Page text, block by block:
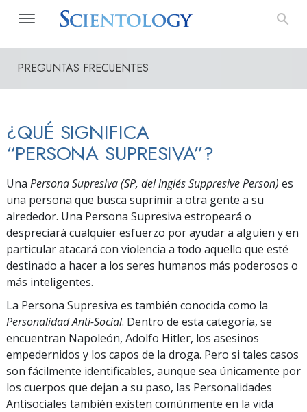
PREGUNTAS FRECUENTES
¿QUÉ SIGNIFICA
“PERSONA SUPRESIVA”?
Una Persona Supresiva (SP, del inglés Suppresive Person) es
una persona que busca suprimir a otra gente a su
alrededor. Una Persona Supresiva estropeará o
despreciará cualquier esfuerzo por ayudar a alguien y en
particular atacará con violencia a todo aquello que esté
destinado a hacer a los seres humanos más poderosos o
más inteligentes.
La Persona Supresiva es también conocida como la
Personalidad Anti-Social. Dentro de esta categoría, se
encuentran Napoleón, Adolfo Hitler, los asesinos
empedernidos y los capos de la droga. Pero si tales casos
son fácilmente identificables, aunque sea únicamente por
los cuerpos que dejan a su paso, las Personalidades
Antisociales también existen comúnmente en la vida